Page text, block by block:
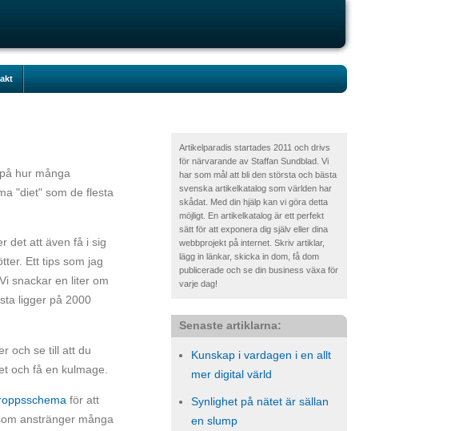
Artikelparadis startades 2011 och drivs
för närvarande av Staffan Sundblad. Vi
har som mål att bli den största och bästa
svenska artikelkatalog som världen har
skådat. Med din hjälp kan vi göra detta
möjligt. En artikelkatalog är ett perfekt
sätt för att exponera dig själv eller dina
webbprojekt på internet. Skriv artiklar,
lägg in länkar, skicka in dom, få dom
publicerade och se din business växa för
varje dag!
Senaste artiklarna:
Kunskap i vardagen i en allt
mer digital värld
Synlighet på nätet är sällan
en slump
hur många
"diet" som de flesta
det att även få i sig
Ett tips som jag
snackar en liter om
ligger på 2000
och se till att du
och få en kulmage.
för att
anstränger många